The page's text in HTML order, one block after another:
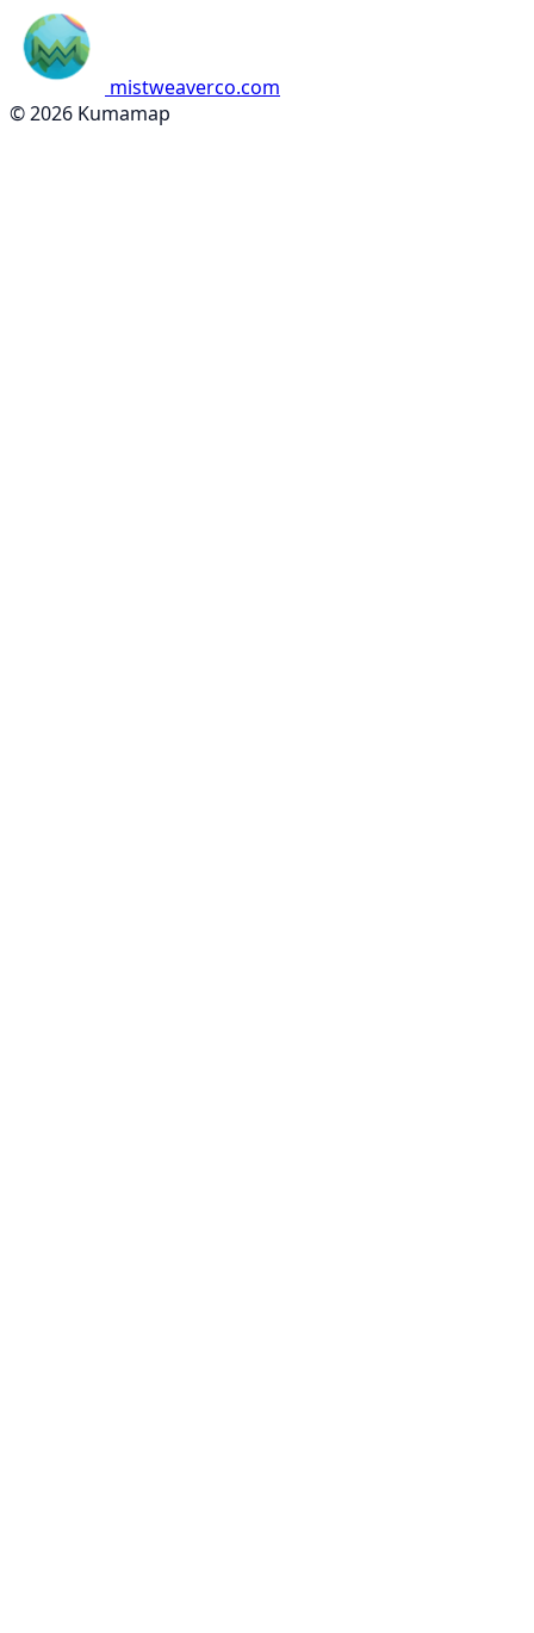
mistweaverco.com
© 2026 Kumamap